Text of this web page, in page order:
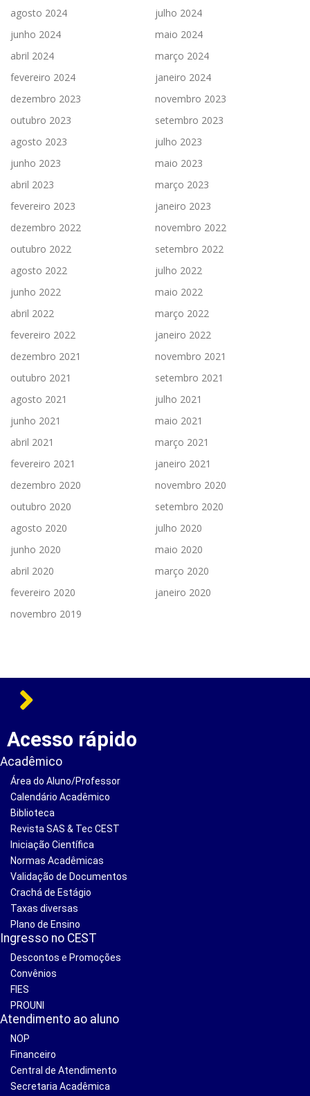
agosto 2024
julho 2024
junho 2024
maio 2024
abril 2024
março 2024
fevereiro 2024
janeiro 2024
dezembro 2023
novembro 2023
outubro 2023
setembro 2023
agosto 2023
julho 2023
junho 2023
maio 2023
abril 2023
março 2023
fevereiro 2023
janeiro 2023
dezembro 2022
novembro 2022
outubro 2022
setembro 2022
agosto 2022
julho 2022
junho 2022
maio 2022
abril 2022
março 2022
fevereiro 2022
janeiro 2022
dezembro 2021
novembro 2021
outubro 2021
setembro 2021
agosto 2021
julho 2021
junho 2021
maio 2021
abril 2021
março 2021
fevereiro 2021
janeiro 2021
dezembro 2020
novembro 2020
outubro 2020
setembro 2020
agosto 2020
julho 2020
junho 2020
maio 2020
abril 2020
março 2020
fevereiro 2020
janeiro 2020
novembro 2019
Acesso rápido
Acadêmico
Área do Aluno/Professor
Calendário Acadêmico
Biblioteca
Revista SAS & Tec CEST
Iniciação Científica
Normas Acadêmicas
Validação de Documentos
Crachá de Estágio
Taxas diversas
Plano de Ensino
Ingresso no CEST
Descontos e Promoções
Convênios
FIES
PROUNI
Atendimento ao aluno
NOP
Financeiro
Central de Atendimento
Secretaria Acadêmica